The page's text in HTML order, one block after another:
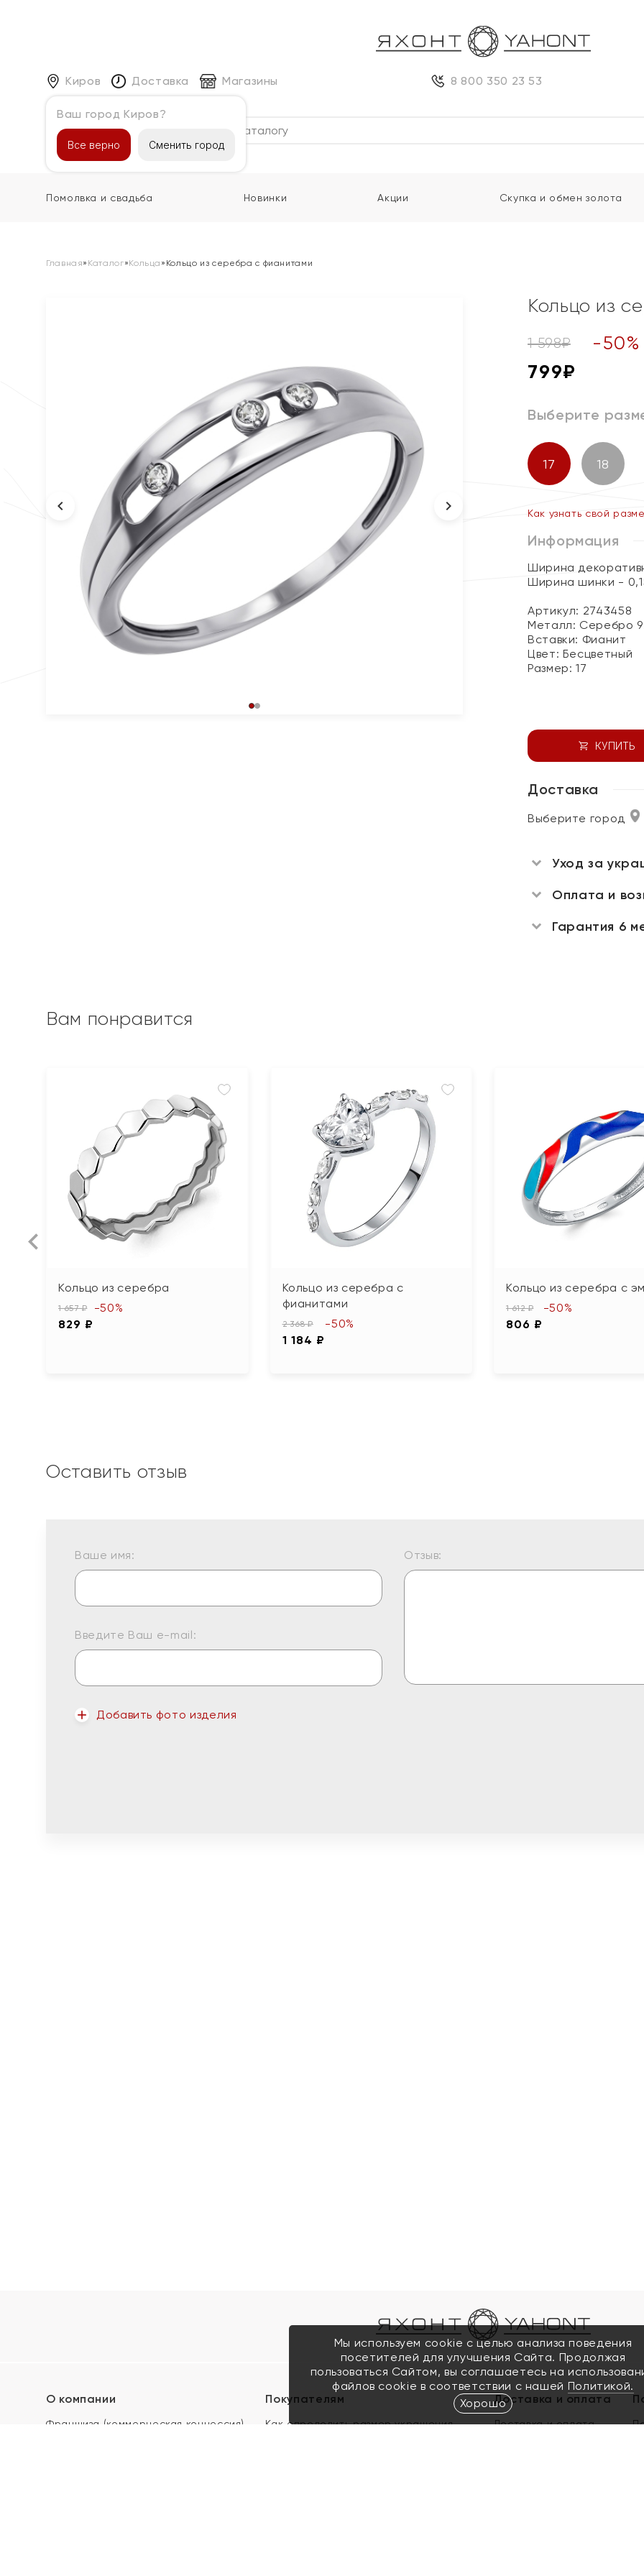
Киров
Ваш город Киров?
Все верно Сменить город
Доставка Магазины 8 800 350 23 53
Каталог
Помолвка и свадьба Новинки Акции Скупка и обмен золота
Главная» Каталог»Кольца » Кольцо из серебра с фианитами
Кольцо из
1 598₽ -50%
799₽
Выберите
17 18
Как узнать свой
Информация
Ширина
Ширина шинки -
Артикул: 2743458
Металл: Серебро
Вставки: Фианит
Цвет: Бесцветный
Размер:17
КУПИТЬ
Доставка
Выберите город
Уход за
Оплата и
Гарантия 6
Вам понравится
Кольцо из серебра
1 657 ₽
829 ₽
-50%
Кольцо из серебра с
фианитами
2 368 ₽
1 184 ₽
-50%
Кольцо из серебра с
1 612 ₽
806 ₽
-50%
Оставить отзыв
Ваше имя:
Введите Ваш e-mail:
Добавить фото изделия
Отзыв:
О компании
Франшиза (коммерческая концессия)
Покупателям
Как определить размер украшения
Доставка и оплата
Доставка и оплата
Мы используем cookie с целью анализа поведения
посетителей для улучшения Сайта. Продолжая
пользоваться Сайтом, вы соглашаетесь на
файлов cookie в соответствии с нашей Политикой.
Хорошо